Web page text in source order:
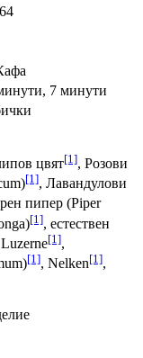
7 минути
цвят[1], Розови
[1], Лавандулови
пипер (Piper
[1], естествен
[1],
[1], Nelken[1],